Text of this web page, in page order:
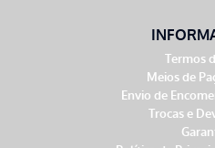
Termos
Meios de
Envio de
Trocas e